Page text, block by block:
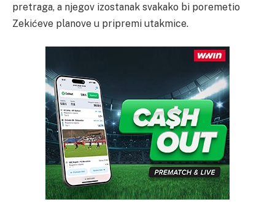
pretraga, a njegov izostanak svakako bi poremetio
Zekićeve planove u pripremi utakmice.